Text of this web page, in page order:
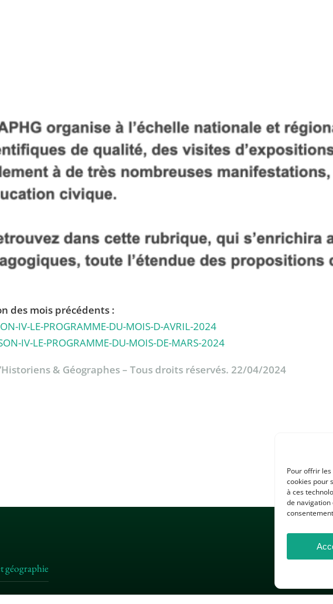
Pour offrir
cookies pour
à ces
de navigation
des mois précédents :
IV-LE-PROGRAMME-DU-MOIS-D-AVRIL-2024
IV-LE-PROGRAMME-DU-MOIS-DE-MARS-2024
& Géographes – Tous droits réservés. 22/04/2024
géographie